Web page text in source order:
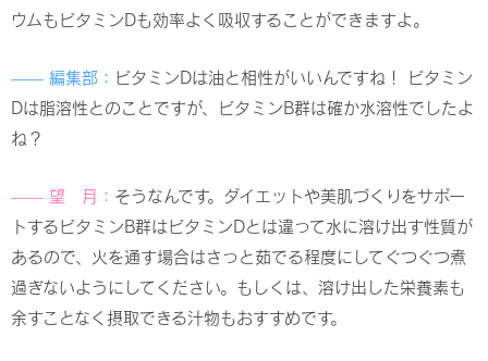
ウムもビタミンDも効率よく吸収することができますよ。
—— 編集部： ビタミンDは油と相性がいいんですね！ ビタミン
Dは脂溶性とのことですが、ビタミンB群は確か水溶性でしたよ
ね？
—— 望 月： そうなんです。ダイエットや美肌づくりをサポー
トするビタミンB群はビタミンDとは違って水に溶け出す性質が
あるので、火を通す場合はさっと茹でる程度にしてぐつぐつ煮
過ぎないようにしてください。もしくは、溶け出した栄養素も
余すことなく摂取できる汁物もおすすめです。